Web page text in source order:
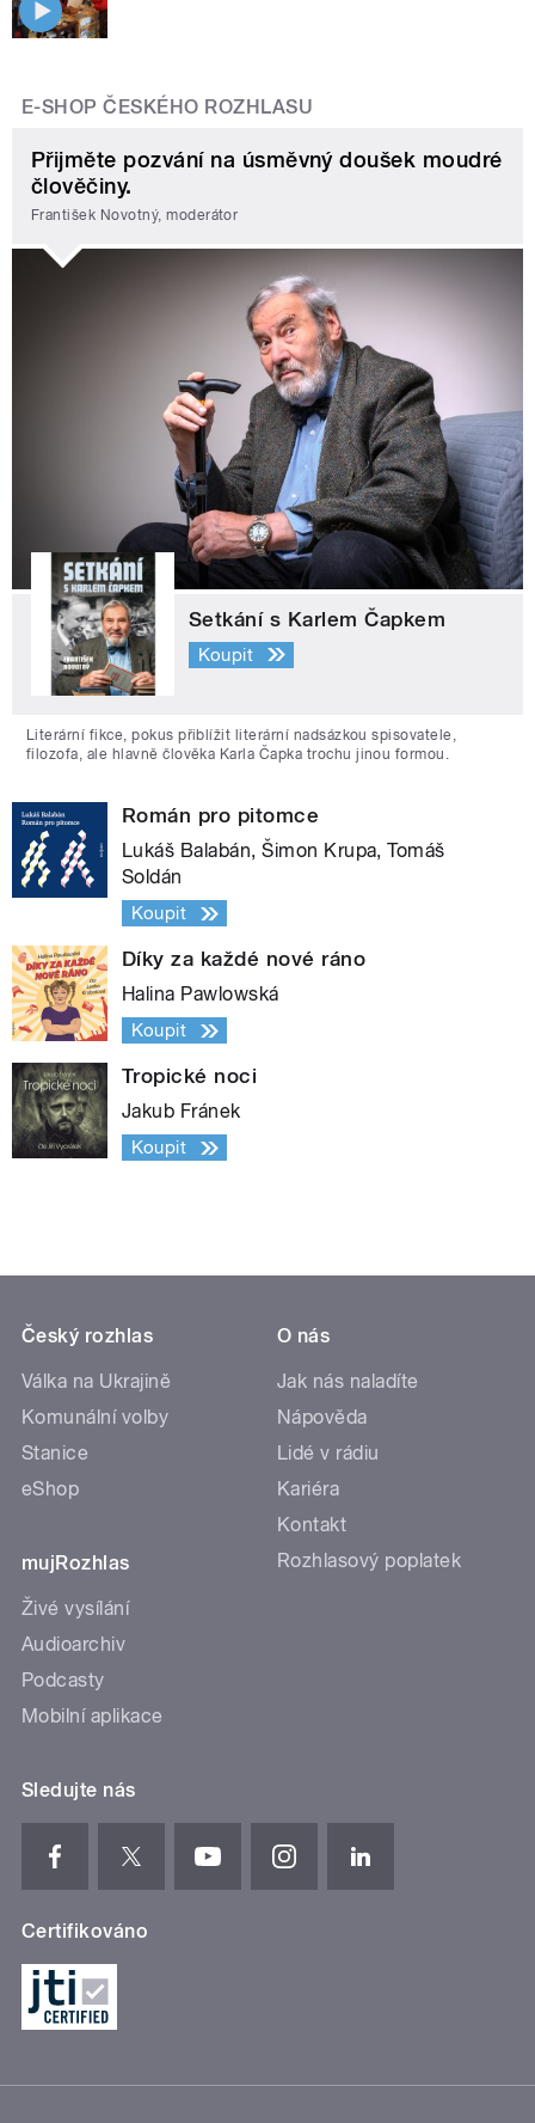
E-SHOP ČESKÉHO ROZHLASU
Přijměte pozvání na úsměvný doušek moudré
člověčiny.
František Novotný, moderátor
Setkání s Karlem Čapkem
Koupit
Literární fikce, pokus přiblížit literární nadsázkou spisovatele,
filozofa, ale hlavně člověka Karla Čapka trochu jinou formou.
Román pro pitomce
Lukáš Balabán, Šimon Krupa, Tomáš
Soldán
Koupit
Díky za každé nové ráno
Halina Pawlowská
Koupit
Tropické noci
Jakub Fránek
Koupit
Český rozhlas
Válka na Ukrajině
Komunální volby
Stanice
eShop
mujRozhlas
Živé vysílání
Audioarchiv
Podcasty
Mobilní aplikace
O nás
Jak nás naladíte
Nápověda
Lidé v rádiu
Kariéra
Kontakt
Rozhlasový poplatek
Sledujte nás
Certifikováno